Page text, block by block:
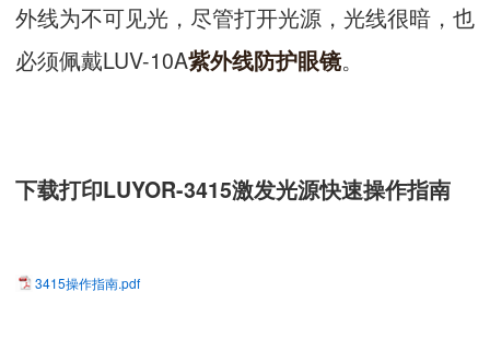
外线为不可见光，尽管打开光源，光线很暗，也
必须佩戴LUV-10A紫外线防护眼镜。
下载打印LUYOR-3415激发光源快速操作指南
3415操作指南.pdf